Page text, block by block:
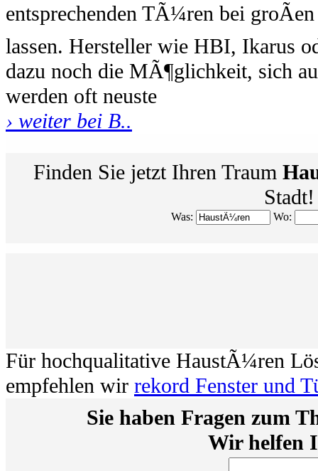
entsprechenden TÃ¼ren bei
lassen. Hersteller wie HBI, Ikarus
dazu noch die MÃ¶glichkeit, sich
werden oft neuste
› weiter bei B..
Finden Sie jetzt Ihren Traum
Stadt!
Was: Wo:
Für hochqualitative HaustÃ¼ren
empfehlen wir rekord Fenster und
Sie haben Fragen zum
Wir helfen